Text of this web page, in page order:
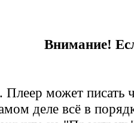
Внимание!
Плеер может писать
деле всё в